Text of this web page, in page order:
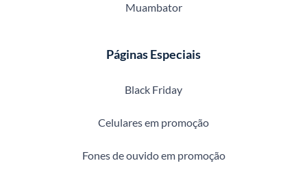
Muambator
Páginas Especiais
Black Friday
Celulares em promoção
Fones de ouvido em promoção